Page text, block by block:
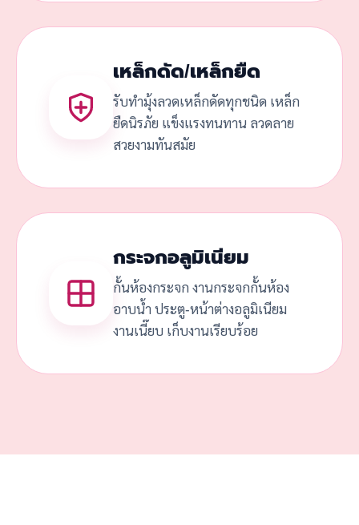
เหล็กดัด/เหล็กยืด
รับทำมุ้งลวดเหล็กดัดทุกชนิด เหล็ก
ยืดนิรภัย แข็งแรงทนทาน ลวดลาย
สวยงามทันสมัย
กระจกอลูมิเนียม
กั้นห้องกระจก งานกระจกกั้นห้อง
อาบน้ำ ประตู-หน้าต่างอลูมิเนียม
งานเนี๊ยบ เก็บงานเรียบร้อย